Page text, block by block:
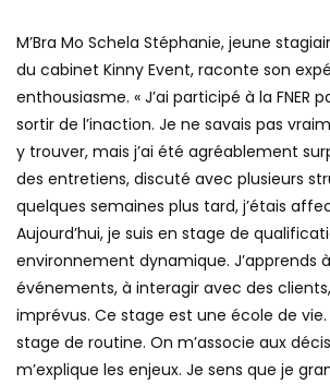
M’Bra Mo Schela Stéphanie, jeune
du cabinet Kinny Event, raconte son
enthousiasme. « J’ai participé à la FNER
sortir de l’inaction. Je ne savais pas
y trouver, mais j’ai été agréablement
des entretiens, discuté avec plusieurs
quelques semaines plus tard, j’étais
Aujourd’hui, je suis en stage de
environnement dynamique. J’apprends
événements, à interagir avec des
imprévus. Ce stage est une école de vie.
stage de routine. On m’associe aux
m’explique les enjeux. Je sens que je